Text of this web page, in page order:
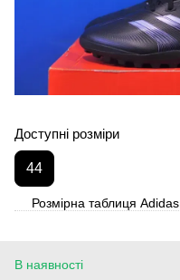
Доступні розміри
44
Розмірна таблиця Adidas
В наявності